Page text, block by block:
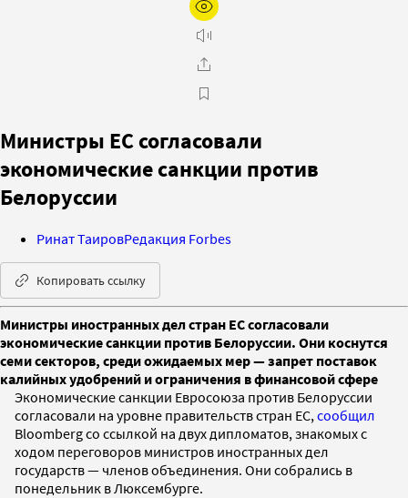
Министры ЕС согласовали
экономические санкции против
Белоруссии
Ринат ТаировРедакция Forbes
Копировать ссылку
Министры иностранных дел стран ЕС согласовали
экономические санкции против Белоруссии. Они коснутся
семи секторов, среди ожидаемых мер — запрет поставок
калийных удобрений и ограничения в финансовой сфере
Экономические санкции Евросоюза против Белоруссии
согласовали на уровне правительств стран ЕС, сообщил
Bloomberg со ссылкой на двух дипломатов, знакомых с
ходом переговоров министров иностранных дел
государств — членов объединения. Они собрались в
понедельник в Люксембурге.